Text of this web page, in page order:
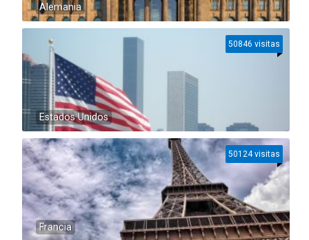
Alemania
Estados Unidos
50846 visitas
Francia
50124 visitas